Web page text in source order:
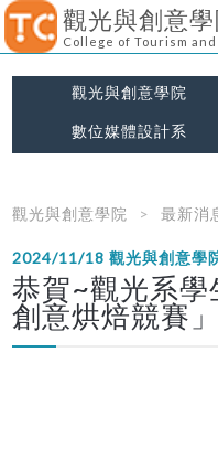
觀光與創意
College of Tourism
觀光與創意學院
數位媒體設計系
觀光與創意學院 最新消
2024/11/18觀光與創意學
恭賀~觀光系
創意烘焙競賽